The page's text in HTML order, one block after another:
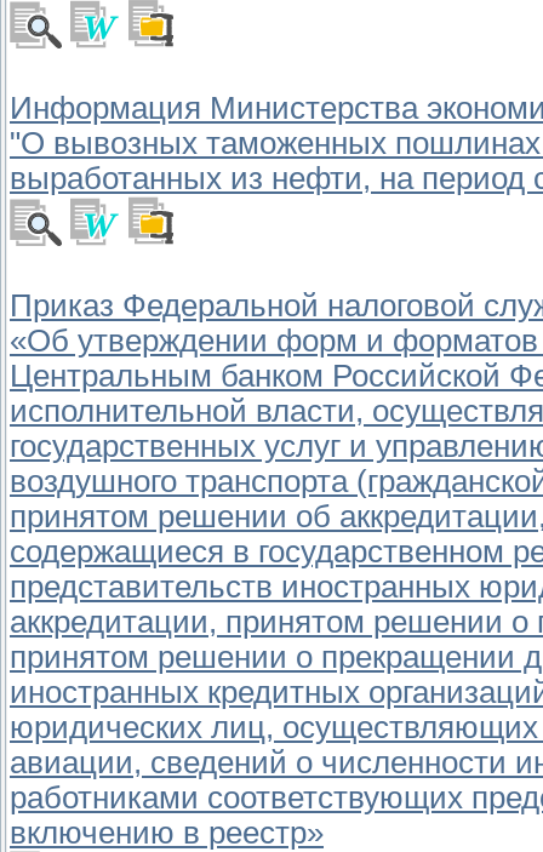
Информация Министерства
"О вывозных таможенных пошлинах
выработанных из нефти, на период
Приказ Федеральной налоговой
«Об утверждении форм и форматов
Центральным банком Российской
исполнительной власти,
государственных услуг и
воздушного транспорта
принятом решении об
содержащиеся в государственном
представительств иностранных
аккредитации, принятом решении
принятом решении о прекращении
иностранных кредитных
юридических лиц, осуществляющих
авиации, сведений о численности
работниками соответствующих
включению в реестр»